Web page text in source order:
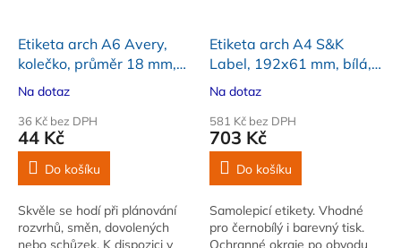
Etiketa arch A6 Avery,
kolečko, průměr 18 mm,
neonová zelená, 96 ks
Na dotaz
36 Kč bez DPH
44 Kč
Do košíku
Skvěle se hodí při plánování
rozvrhů, směn, dovolených
nebo schůzek. K dispozici v
Etiketa arch A4 S&K
Label, 192x61 mm, bílá,
100 listů
Na dotaz
581 Kč bez DPH
703 Kč
Do košíku
Samolepicí etikety. Vhodné
pro černobílý i barevný tisk.
Ochranné okraje po obvodu